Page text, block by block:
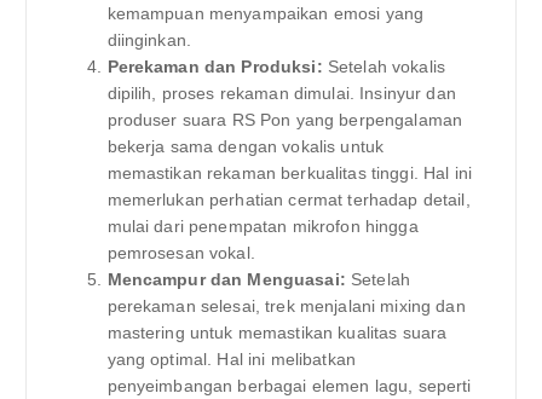
kemampuan menyampaikan emosi yang
diinginkan.
Perekaman dan Produksi: Setelah vokalis
dipilih, proses rekaman dimulai. Insinyur dan
produser suara RS Pon yang berpengalaman
bekerja sama dengan vokalis untuk
memastikan rekaman berkualitas tinggi. Hal ini
memerlukan perhatian cermat terhadap detail,
mulai dari penempatan mikrofon hingga
pemrosesan vokal.
Mencampur dan Menguasai: Setelah
perekaman selesai, trek menjalani mixing dan
mastering untuk memastikan kualitas suara
yang optimal. Hal ini melibatkan
penyeimbangan berbagai elemen lagu, seperti